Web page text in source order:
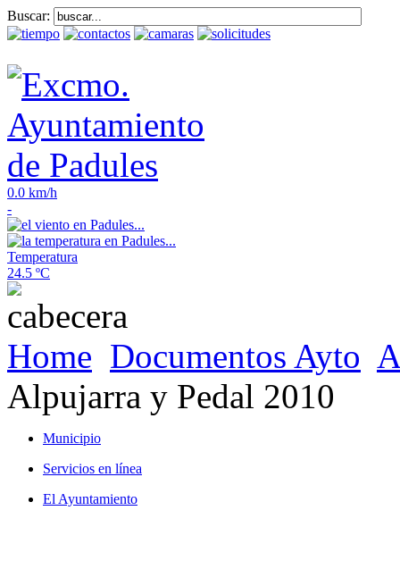
Buscar:
0.0 km/h
-
Temperatura
24.5 ºC
Home Documentos Ayto
Alpujarra y Pedal 2010
Municipio
Servicios en línea
El Ayuntamiento